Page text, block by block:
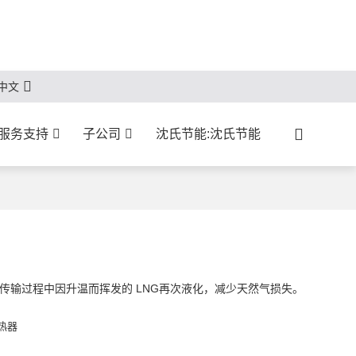
文
务支持 子公司 沈氏节能:沈氏节能
过程中因升温而挥发的 LNG再次液化，减少天然气损失。
器